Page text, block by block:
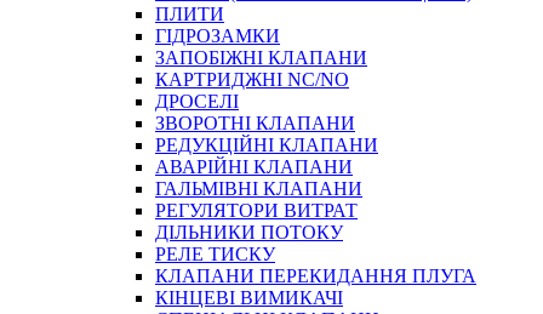
ЧЕРВ`ЯЧНІ
ПРУЖИННІ
НЕЙЛОНОВІ
ПРОРЕЗИНЕНІ
ПЛИТИ
ГІДРОЗАМКИ
ЗАПОБІЖНІ КЛАПАНИ
КАРТРИДЖНІ NC/NO
ДРОСЕЛІ
ЗВОРОТНІ КЛАПАНИ
РЕДУКЦІЙНІ КЛАПАНИ
АВАРІЙНІ КЛАПАНИ
ГАЛЬМІВНІ КЛАПАНИ
РЕГУЛЯТОРИ ВИТРАТ
ДІЛЬНИКИ ПОТОКУ
РЕЛЕ ТИСКУ
КЛАПАНИ ПЕРЕКИДАННЯ ПЛУГА
КІНЦЕВІ ВИМИКАЧІ